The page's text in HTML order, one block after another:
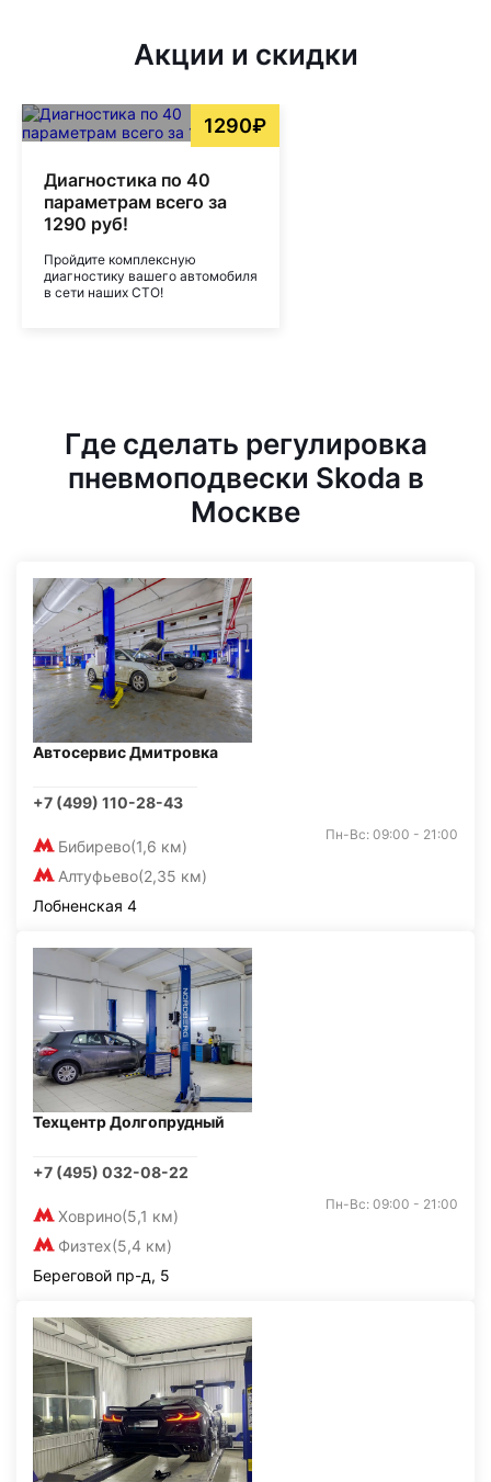
Акции и скидки
1290₽
Диагностика по 40
параметрам всего за
1290 руб!
Пройдите комплексную
диагностику вашего автомобиля
в сети наших СТО!
Где сделать регулировка
пневмоподвески Skoda в
Москве
Автосервис Дмитровка
+7 (499) 110-28-43
Бибирево(1,6 км)
Алтуфьево(2,35 км)
Пн-Вс: 09:00 - 21:00
Лобненская 4
Техцентр Долгопрудный
+7 (495) 032-08-22
Ховрино(5,1 км)
Физтех(5,4 км)
Пн-Вс: 09:00 - 21:00
Береговой пр-д, 5